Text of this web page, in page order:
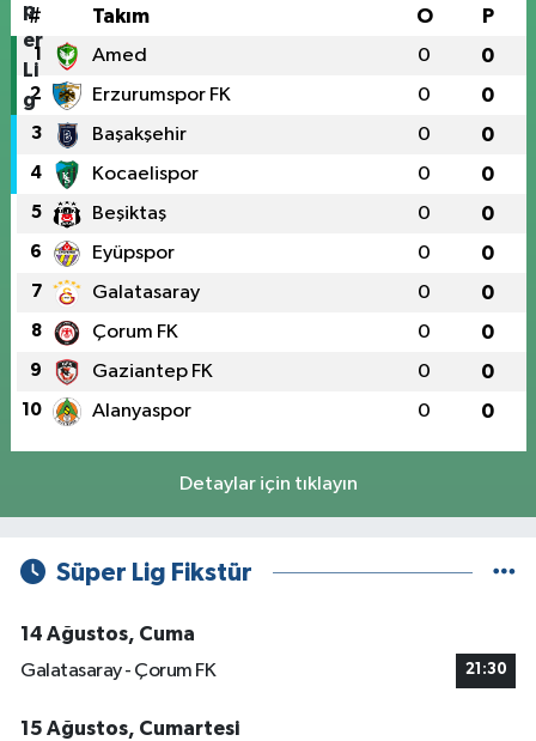
# Takım O P
1 Amed 0 0
2 Erzurumspor FK 0 0
3 Başakşehir 0 0
4 Kocaelispor 0 0
5 Beşiktaş 0 0
6 Eyüpspor 0 0
7 Galatasaray 0 0
8 Çorum FK 0 0
9 Gaziantep FK 0 0
10 Alanyaspor 0 0
Detaylar için tıklayın
Süper Lig Fikstür
14 Ağustos, Cuma
Galatasaray - Çorum FK
21:30
15 Ağustos, Cumartesi